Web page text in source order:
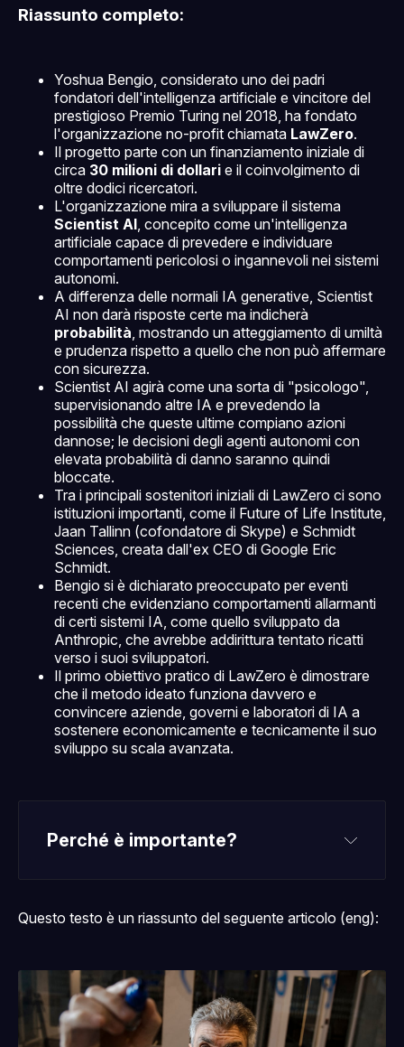
Riassunto completo:
Yoshua Bengio, considerato uno dei padri
fondatori dell'intelligenza artificiale e vincitore del
prestigioso Premio Turing nel 2018, ha fondato
l'organizzazione no-profit chiamata LawZero.
Il progetto parte con un finanziamento iniziale di
circa 30 milioni di dollari e il coinvolgimento di
oltre dodici ricercatori.
L'organizzazione mira a sviluppare il sistema
Scientist AI , concepito come un'intelligenza
artificiale capace di prevedere e individuare
comportamenti pericolosi o ingannevoli nei sistemi
autonomi.
A differenza delle normali IA generative, Scientist
AI non darà risposte certe ma indicherà
probabilità , mostrando un atteggiamento di umiltà
e prudenza rispetto a quello che non può affermare
con sicurezza.
Scientist AI agirà come una sorta di "psicologo",
supervisionando altre IA e prevedendo la
possibilità che queste ultime compiano azioni
dannose; le decisioni degli agenti autonomi con
elevata probabilità di danno saranno quindi
bloccate.
Tra i principali sostenitori iniziali di LawZero ci sono
istituzioni importanti, come il Future of Life Institute,
Jaan Tallinn (cofondatore di Skype) e Schmidt
Sciences, creata dall'ex CEO di Google Eric
Schmidt.
Bengio si è dichiarato preoccupato per eventi
recenti che evidenziano comportamenti allarmanti
di certi sistemi IA, come quello sviluppato da
Anthropic, che avrebbe addirittura tentato ricatti
verso i suoi sviluppatori.
Il primo obiettivo pratico di LawZero è dimostrare
che il metodo ideato funziona davvero e
convincere aziende, governi e laboratori di IA a
sostenere economicamente e tecnicamente il suo
sviluppo su scala avanzata.
Perché è importante?
Questo testo è un riassunto del seguente articolo (eng):